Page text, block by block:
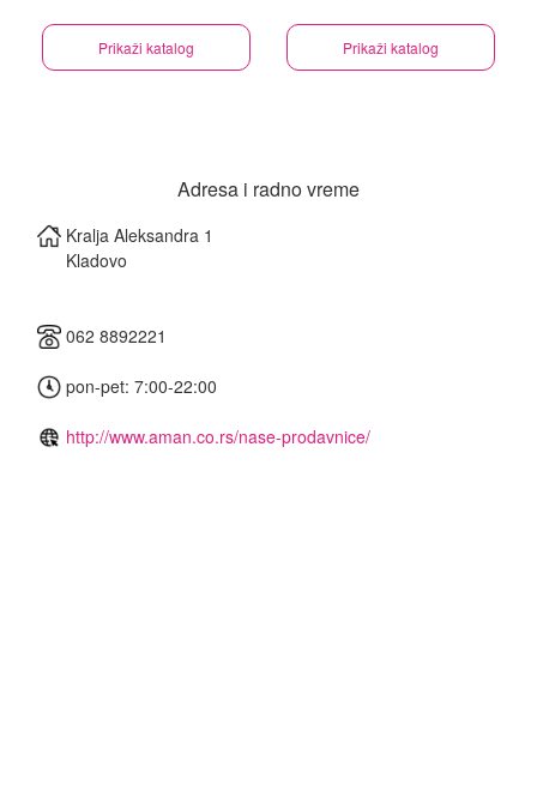
Prikaži katalog Prikaži katalog
Adresa i radno vreme
Kralja Aleksandra 1
Kladovo
062 8892221
pon-pet: 7:00-22:00
http://www.aman.co.rs/nase-prodavnice/